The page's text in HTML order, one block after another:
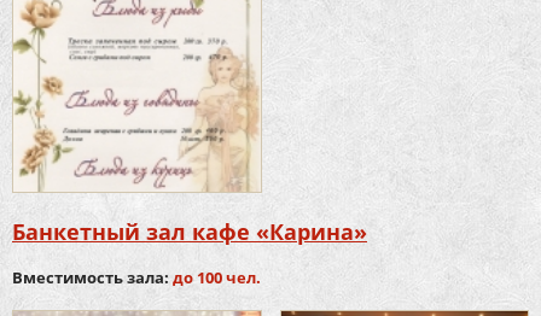
Банкетный зал кафе «Карина»
Вместимость зала:до 100 чел.